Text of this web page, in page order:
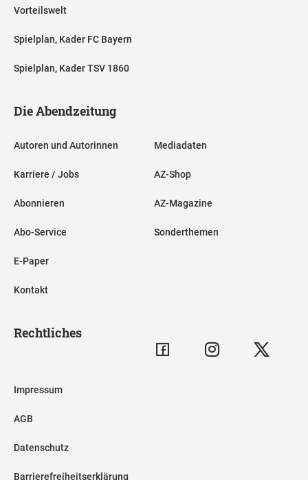
Vorteilswelt
Spielplan, Kader FC Bayern
Spielplan, Kader TSV 1860
Die Abendzeitung
Autoren und Autorinnen
Karriere / Jobs
Abonnieren
Abo-Service
E-Paper
Kontakt
Mediadaten
AZ-Shop
AZ-Magazine
Sonderthemen
Rechtliches
Impressum
AGB
Datenschutz
Barrierefreiheitserklärung